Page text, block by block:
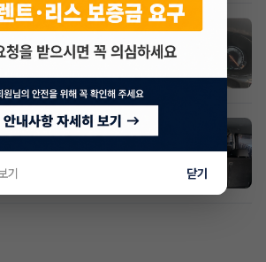
분 구합니다 지원금 협의연락
댓글 1
스타리아9인승디젤 2운전자
글 3
기 닫기